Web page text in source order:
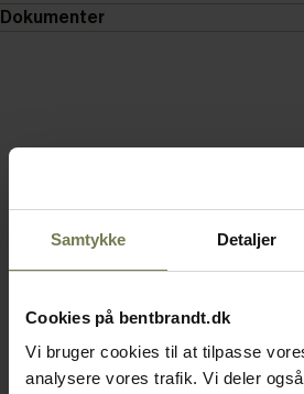
Samtykke Detaljer
Cookies på bentbrandt.dk
Vi bruger cookies til at tilpasse
analysere vores trafik. Vi deler
Dokumenter